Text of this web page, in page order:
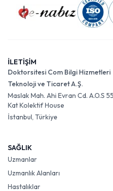
İLETİŞİM
Doktorsitesi Com Bilgi Hizmetleri
Teknoloji ve Ticaret A.Ş.
Maslak Mah. Ahi Evran Cd. A.O.S
Kat Kolektif House
İstanbul, Türkiye
SAĞLIK
Uzmanlar
Uzmanlık Alanları
Hastalıklar